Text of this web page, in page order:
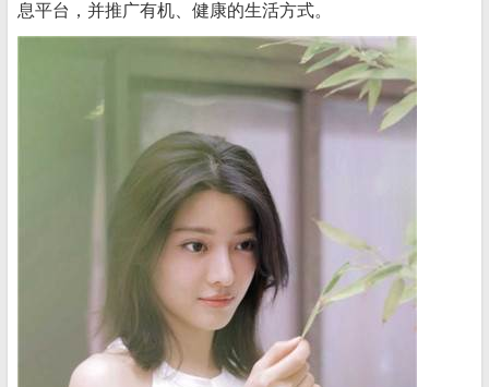
息平台，并推广有机、健康的生活方式。